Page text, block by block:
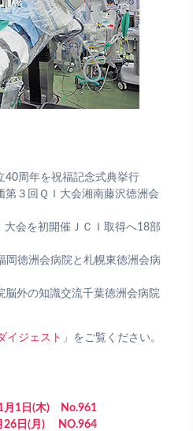
40周年を祝福記念式典挙行
第３回ＱＩ大会湘南藤沢徳洲会
大会を初開催ＪＣＩ取得へ18部
岡徳洲会病院と札幌東徳洲会病
脳外の知識交流千葉徳洲会病院
イジェスト 」をご覧ください。
1日(木) No.961
26日(月) NO.964